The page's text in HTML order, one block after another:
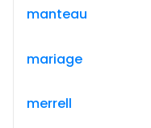
manteau
mariage
merrell